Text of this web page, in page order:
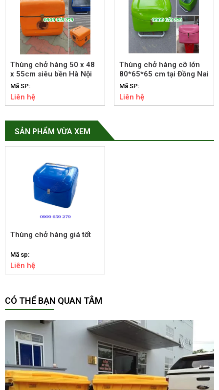
Thùng chở hàng 50 x 48
x 55cm siêu bền Hà Nội
Mã SP:
Liên hệ
Thùng chở hàng cỡ lớn
80*65*65 cm tại Đồng Nai
Mã SP:
Liên hệ
SẢN PHẨM VỪA XEM
Thùng chở hàng giá tốt
Mã sp:
Liên hệ
CÓ THỂ BẠN QUAN TÂM